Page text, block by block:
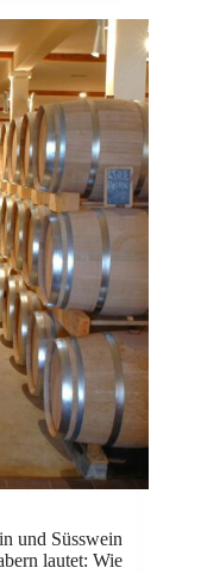
und Süsswein
lautet: Wie